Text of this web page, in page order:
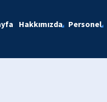
Hakkımızda Personel